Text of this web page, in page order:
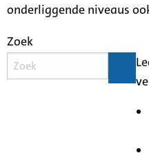
onderliggende niveaus
Zoek